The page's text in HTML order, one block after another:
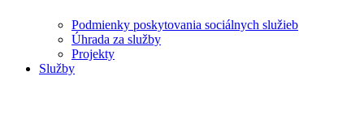
Podmienky poskytovania sociálnych služieb
Úhrada za služby
Projekty
Služby